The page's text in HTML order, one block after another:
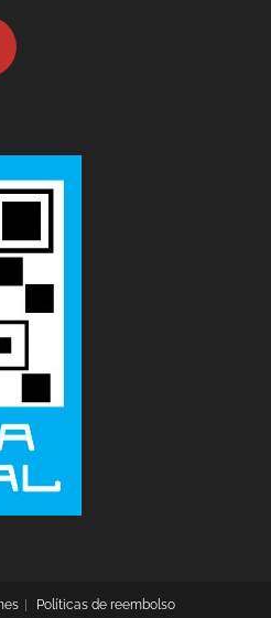
Políticas de reembolso